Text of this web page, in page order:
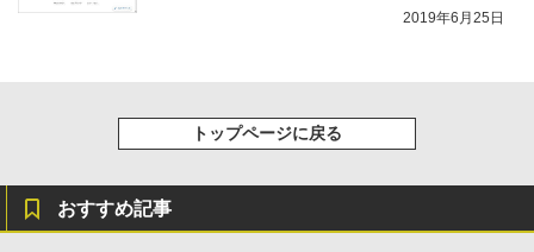
2019年6月25日
トップページに戻る
おすすめ記事